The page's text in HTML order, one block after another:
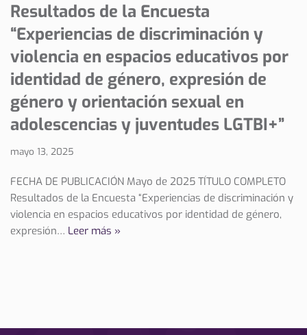
Resultados de la Encuesta
“Experiencias de discriminación y
violencia en espacios educativos por
identidad de género, expresión de
género y orientación sexual en
adolescencias y juventudes LGTBI+”
mayo 13, 2025
FECHA DE PUBLICACIÓN Mayo de 2025 TÍTULO COMPLETO
Resultados de la Encuesta “Experiencias de discriminación y
violencia en espacios educativos por identidad de género,
expresión… Leer más »